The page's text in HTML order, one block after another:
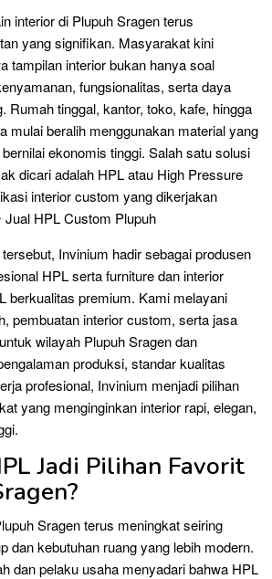
interior di Plupuh Sragen terus
yang signifikan. Masyarakat kini
tampilan interior bukan hanya soal
fungsionalitas, serta daya
Rumah tinggal, kantor, toko, kafe, hingga
mulai beralih menggunakan material yang
ekonomis tinggi. Salah satu solusi
dicari adalah HPL atau High Pressure
interior custom yang dikerjakan
HPL Custom Plupuh
Invinium hadir sebagai produsen
HPL serta furniture dan interior
berkualitas premium. Kami melayani
pembuatan interior custom, serta jasa
wilayah Plupuh Sragen dan
produksi, standar kualitas
profesional, Invinium menjadi pilihan
yang menginginkan interior rapi, elegan,
Jadi Pilihan Favorit
Sragen terus meningkat seiring
dan kebutuhan ruang yang lebih modern.
dan pelaku usaha menyadari bahwa HPL